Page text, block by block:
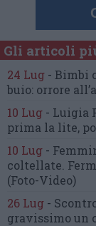
Gli articoli
24 Lug - Bimbi
buio: orrore
10 Lug - Luigia
prima la lite,
10 Lug -
coltellate.
(Foto-Video)
26 Lug -
gravissimo un